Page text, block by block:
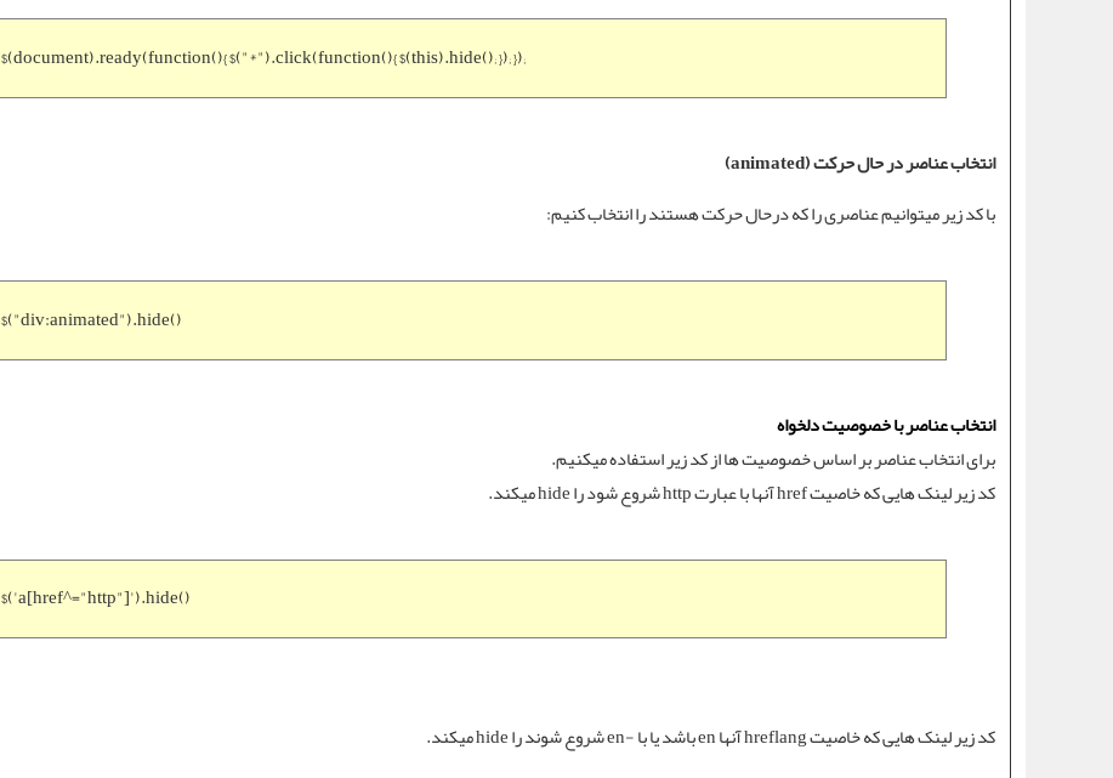
$(document).ready(function(){ $("*").click(function(){ $(this).hide(); }); });
انتخاب عناصر در حال حرکت (animated)
با کد زیر میتوانیم عناصری را که درحال حرکت هستند را انتخاب کنیم:
$("div:animated").hide()
انتخاب عناصر با خصوصیت دلخواه
برای انتخاب عناصر بر اساس خصوصیت ها از کد زیر استفاده میکنیم.
کد زیر لینک هایی که خاصیت href آنها با عبارت http شروع شود را hide میکند.
$('a[href^="http"]').hide()
کد زیر لینک هایی که خاصیت hreflang آنها en باشد یا با -en شروع شوند را hide میکند.